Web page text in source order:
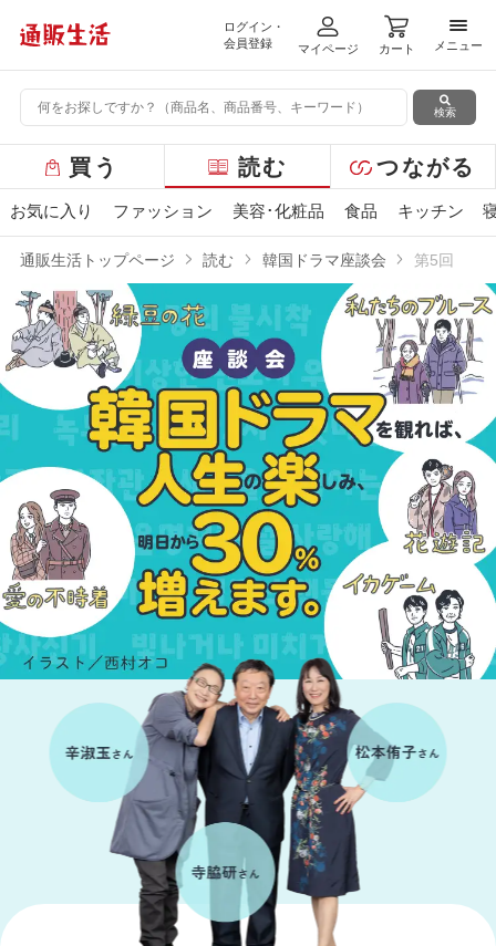
ログイン・
会員登録
マイページ カート
メニ
メニュー
検索
ー
バ
ー
買う 読む つながる
お気に入り ファッション 美容･化粧品 食品 キッチン
通販生活トップページ 読む 韓国ドラマ座談会 第5回